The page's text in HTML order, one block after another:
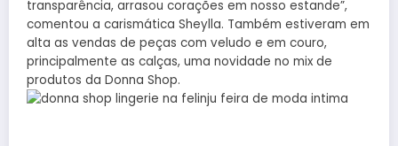
transparência, arrasou corações em nosso estande”,
comentou a carismática Sheylla. Também estiveram em
alta as vendas de peças com veludo e em couro,
principalmente as calças, uma novidade no mix de
produtos da Donna Shop.